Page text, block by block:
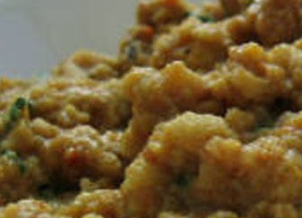
“மாணவர்கள் நடத்திய மொழிப்போரில் ஸ்டிக்கர்
பிரவீன் சக்ரவர்த்தியின் கருத்து காங்கிரஸ்
“ஜெயலலிதா அவர்களே என் ரோல் மாடல்” -
ராகுல் காந்தி கைது – தவெக தலைவர் விஜய்
செத்து சாம்பல் ஆனாலும் தனித்துதான் போட்டி –
பாகிஸ்தானின் அணு ஆயுத மிரட்டலுக்கு
மத்திய ஆசிரியர் தகுதித் தேர்வு: பட்டதாரிகள்
தமிழக சட்டப்பேரவையில் காலியிடங்கள் 6 ஆக